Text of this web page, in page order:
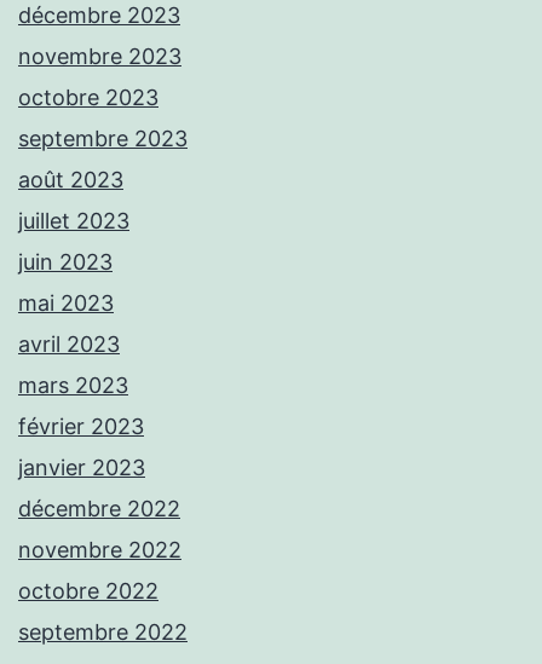
décembre 2023
novembre 2023
octobre 2023
septembre 2023
août 2023
juillet 2023
juin 2023
mai 2023
avril 2023
mars 2023
février 2023
janvier 2023
décembre 2022
novembre 2022
octobre 2022
septembre 2022